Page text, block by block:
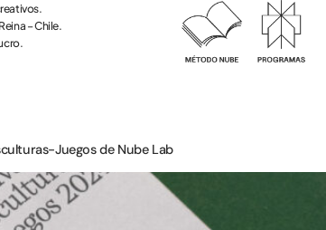
– Chile.
Juegos de Nube Lab